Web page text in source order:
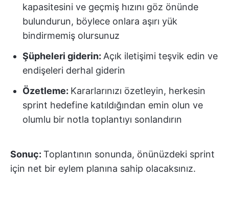
kapasitesini ve geçmiş hızını göz önünde
bulundurun, böylece onlara aşırı yük
bindirmemiş olursunuz
Şüpheleri giderin: Açık iletişimi teşvik edin ve
endişeleri derhal giderin
Özetleme: Kararlarınızı özetleyin, herkesin
sprint hedefine katıldığından emin olun ve
olumlu bir notla toplantıyı sonlandırın
Sonuç: Toplantının sonunda, önünüzdeki sprint
için net bir eylem planına sahip olacaksınız.